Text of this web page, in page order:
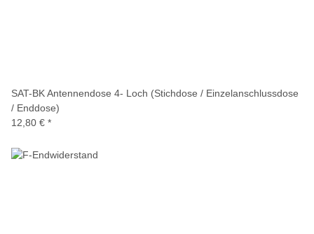
SAT-BK Antennendose 4- Loch (Stichdose / Einzelanschlussdose
/ Enddose)
12,80 € *